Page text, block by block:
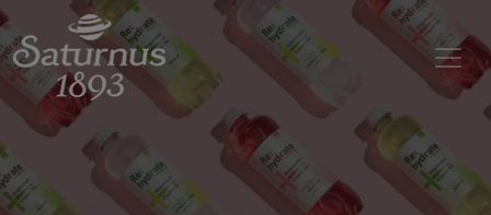
SKIP TO MAIN CONTENT